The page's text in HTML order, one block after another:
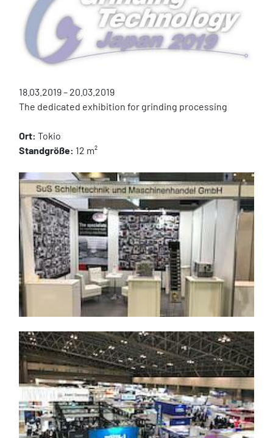
18.03.2019 – 20.03.2019
The dedicated exhibition for grinding processing
Ort: Tokio
Standgröße: 12 m²